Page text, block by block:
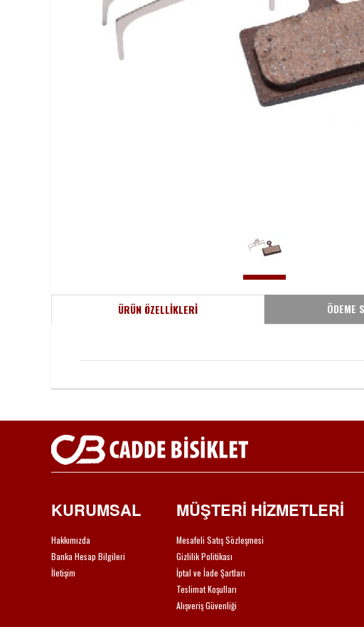
ÜRÜN ÖZELLİKLERİ ÖDEME
KURUMSAL
Hakkımızda
Banka Hesap Bilgileri
İletişim
MÜŞTERİ HİZMETLERİ
Mesafeli Satış Sözleşmesi
Gizlilik Politikası
İptal ve İade Şartları
Teslimat Koşulları
Alışveriş Güvenliği